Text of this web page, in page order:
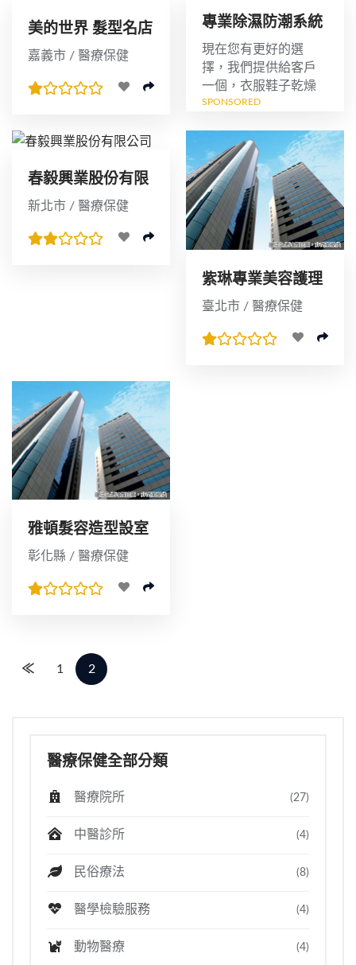
醫療保健全部分類
醫療院所 (27)
中醫診所 (4)
民俗療法 (8)
醫學檢驗服務 (4)
動物醫療 (4)
美的世界 髮型名店
嘉義市 / 醫療保健
專業除濕防潮系統
櫃訂製
現在您有更好的選
擇，我們提供給客戶
一個，衣服鞋子乾燥
無霉的置放空間，客
與裝潢搭配，訂製一
個專屬除濕系統櫃，
讓"霉不在家"...
SPONSORED
春毅興業股份有限
公司
新北市 / 醫療保健
紫琳專業美容護理
沙龍伊莉特內湖店
臺北市 / 醫療保健
雅頓髮容造型設室
彰化縣 / 醫療保健
≪ 1 2